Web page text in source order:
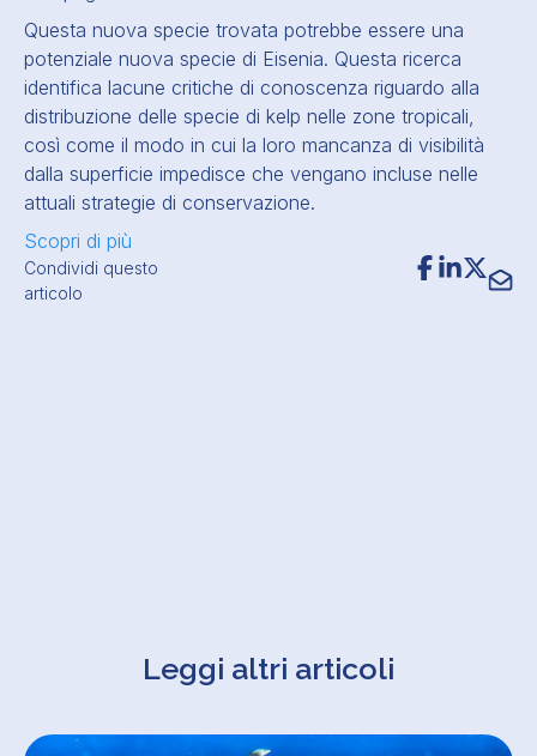
Condividi questo
articolo
Questa nuova specie trovata potrebbe essere una
potenziale nuova specie di Eisenia. Questa ricerca
identifica lacune critiche di conoscenza riguardo alla
distribuzione delle specie di kelp nelle zone tropicali,
così come il modo in cui la loro mancanza di visibilità
dalla superficie impedisce che vengano incluse nelle
attuali strategie di conservazione.
Scopri di più
Leggi altri articoli